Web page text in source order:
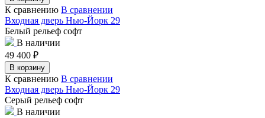
К сравнению В сравнении
Входная дверь Нью-Йорк 29
Белый рельеф софт
В наличии
49 400 ₽
В корзину
К сравнению В сравнении
Входная дверь Нью-Йорк 29
Серый рельеф софт
В наличии